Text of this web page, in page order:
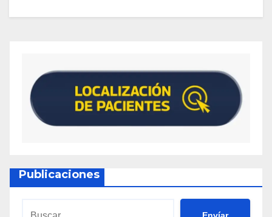
Publicaciones